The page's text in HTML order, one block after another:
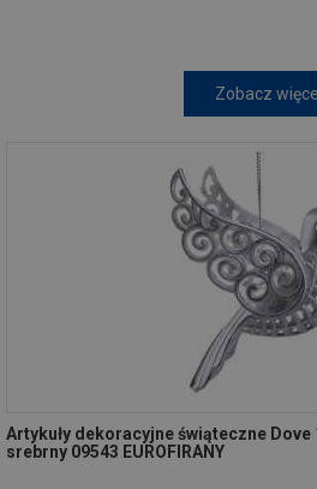
Zobacz
Artykuły dekoracyjne świąteczne Dove
srebrny 09543 EUROFIRANY